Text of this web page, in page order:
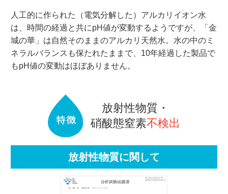
人工的に作られた（電気分解した）アルカリイオン水
は、時間の経過と共にpH値が変動するようですが、「金
城の華」は自然そのままのアルカリ天然水。水の中のミ
ネラルバランスも保たれたままで、10年経過した製品で
もpH値の変動はほぼありません。
放射性物質・
硝酸態窒素不検出
放射性物質に関して